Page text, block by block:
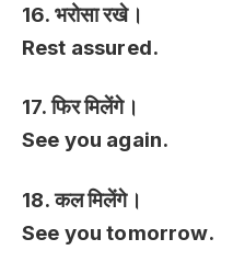
16. भरोसा रखे।
Rest assured.
17. फिर मिलेंगे।
See you again.
18. कल मिलेंगे।
See you tomorrow.